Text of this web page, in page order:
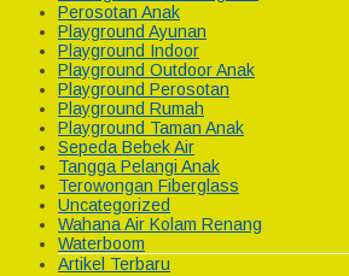
Perosotan Anak
Playground Ayunan
Playground Indoor
Playground Outdoor Anak
Playground Perosotan
Playground Rumah
Playground Taman Anak
Sepeda Bebek Air
Tangga Pelangi Anak
Terowongan Fiberglass
Uncategorized
Wahana Air Kolam Renang
Waterboom
Artikel Terbaru